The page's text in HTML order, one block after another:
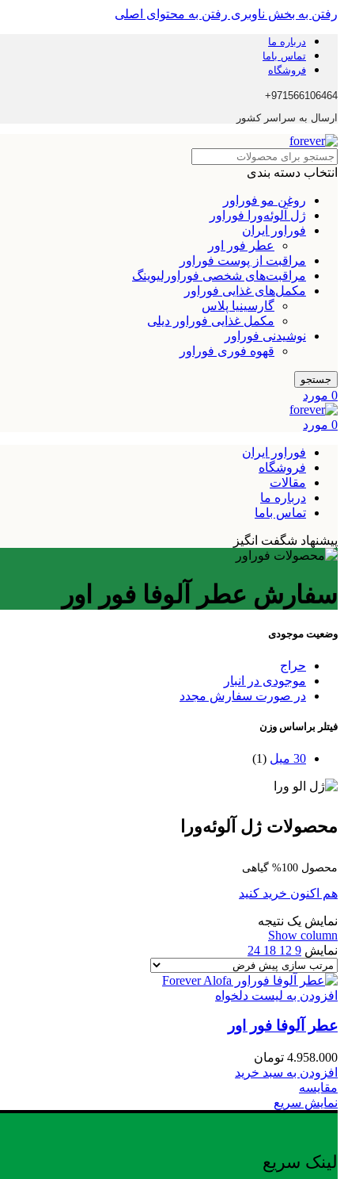
رفتن به بخش ناوبری رفتن به محتوای اصلی
درباره ما
تماس باما
فروشگاه
971566106464+
ارسال به سراسر کشور
انتخاب دسته بندی
روغن مو فوراور
ژل آلوئه‌ورا فوراور
فوراور ایران
عطر فور اور
مراقبت از پوست فوراور
مراقبت‌های شخصی فوراورلیوینگ
مکمل‌های غذایی فوراور
گارسینیا پلاس
مکمل غذایی فوراور دیلی
نوشیدنی فوراور
قهوه فوری فوراور
جستجو
0 مورد
0 مورد
فوراور ایران
فروشگاه
مقالات
درباره ما
تماس باما
پیشنهاد شگفت انگیز
سفارش عطر آلوفا فور اور
وضعیت موجودی
حراج
موجودی در انبار
در صورت سفارش مجدد
فیتلر براساس وزن
30 میل (1)
محصولات ژل آلوئه‌ورا
محصول 100% گیاهی
هم اکنون خرید کنید
نمایش یک نتیجه
Show column
نمایش 9
12
18
24
افزودن به لیست دلخواه
عطر آلوفا فور اور
4.958.000 تومان
افزودن به سبد خرید
مقایسه
نمایش سریع
لینک سریع